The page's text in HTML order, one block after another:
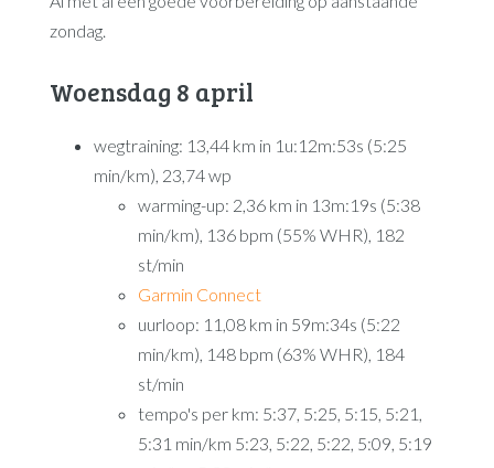
zondag.
Woensdag 8 april
wegtraining: 13,44 km in 1u:12m:53s (5:25
min/km), 23,74 wp
warming-up: 2,36 km in 13m:19s (5:38
min/km), 136 bpm (55% WHR), 182
st/min
Garmin Connect
uurloop: 11,08 km in 59m:34s (5:22
min/km), 148 bpm (63% WHR), 184
st/min
tempo's per km: 5:37, 5:25, 5:15, 5:21,
5:31 min/km 5:23, 5:22, 5:22, 5:09, 5:19